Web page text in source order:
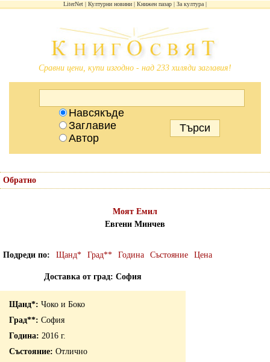
LiterNet Културни новини Книжен пазар За култура
Сравни цени, купи изгодно - над 233 хиляди заглавия!
Навсякъде
Заглавие
Автор
Обратно
Моят Емил
Евгени Минчев
Подреди по Щанд* Град** Година Състояние Цена
Доставка от град: София
Чоко и Боко
София
2016 г.
Отлично